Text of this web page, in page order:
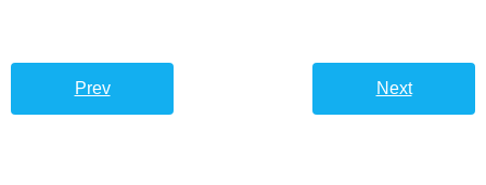
Prev Next